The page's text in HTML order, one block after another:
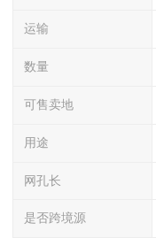
运输
数量
可售卖地
用途
网孔长
是否跨境源